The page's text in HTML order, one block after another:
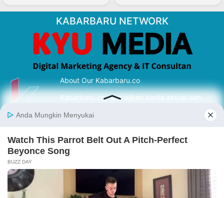
KABARBARU NETWORK
About Our Kabarbaru.co
Kabarbaru.co menyajikan berita aktual dan
serta terverifikasi dari sumber yang tepat.
Follow Kabarbaru